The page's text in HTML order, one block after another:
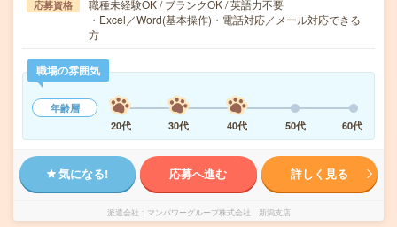
応募資格
職種未経験OK / ブランクOK / 英語力不要
・Excel／Word(基本操作)・電話対応／メール対応できる
方
職場の雰囲気
年齢層
20代
30代 40代 50代 60代
気になる! 応募へ進む 詳しく見る
派遣会社 マンパワーグループ株式会社 新潟支店